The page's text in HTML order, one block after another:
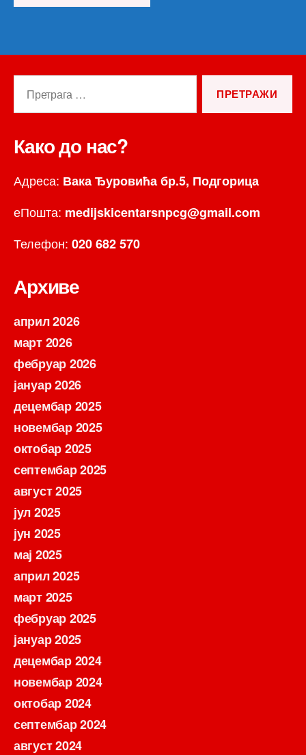
Како до нас?
Адреса: Вака Ђуровића бр.5, Подгорица
еПошта: medijskicentarsnpcg@gmail.com
Телефон: 020 682 570
Архиве
април 2026
март 2026
фебруар 2026
јануар 2026
децембар 2025
новембар 2025
октобар 2025
септембар 2025
август 2025
јул 2025
јун 2025
мај 2025
април 2025
март 2025
фебруар 2025
јануар 2025
децембар 2024
новембар 2024
октобар 2024
септембар 2024
август 2024